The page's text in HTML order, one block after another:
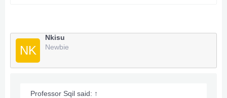
Algum problema? Envie uma mensagem privada.
NK
Nkisu
Newbie
Professor Sqil said: ↑